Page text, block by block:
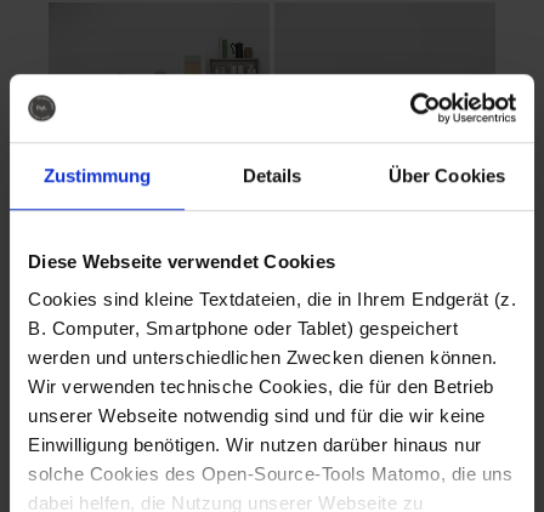
Zustimmung Details Über Cookies
Diese Webseite verwendet Cookies
Cookies sind kleine Textdateien, die in Ihrem Endgerät (z.
B. Computer, Smartphone oder Tablet) gespeichert
werden und unterschiedlichen Zwecken dienen können.
Wir verwenden technische Cookies, die für den Betrieb
unserer Webseite notwendig sind und für die wir keine
Einwilligung benötigen. Wir nutzen darüber hinaus nur
solche Cookies des Open-Source-Tools Matomo, die uns
dabei helfen, die Nutzung unserer Webseite zu
Fotografo: Lorenz
Sternbach
Download
Fotografo: Lorenz
Sternbach
Download